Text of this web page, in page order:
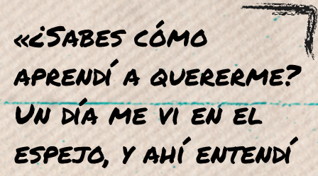
«¿Sabes cómo
aprendí a quererme?
Un día me vi en el
espejo, y ahí entendí